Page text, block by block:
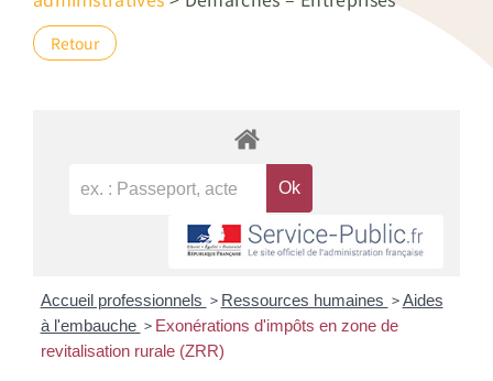
Retour
Accueil professionnels > Ressources humaines > Aides
à l'embauche > Exonérations d'impôts en zone de
revitalisation rurale (ZRR)